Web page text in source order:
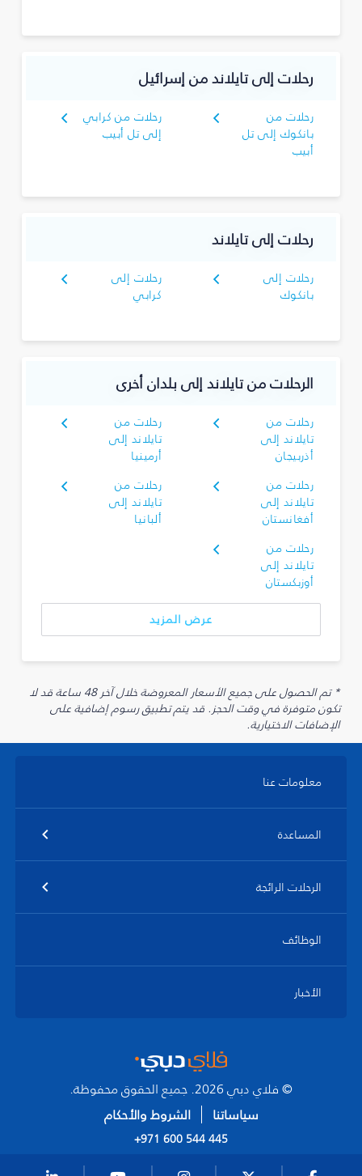
رحلات إلى تايلاند من إسرائيل
رحلات من
بانكوك إلى تل
أبيب
رحلات من كرابي
إلى تل أبيب
رحلات إلى تايلاند
رحلات إلى
بانكوك
رحلات إلى
كرابي
الرحلات من تايلاند إلى بلدان أخرى
رحلات من
تايلاند إلى
أذربيجان
رحلات من
تايلاند إلى
أرمينيا
رحلات من
تايلاند إلى
أفغانستان
رحلات من
تايلاند إلى
ألبانيا
رحلات من
تايلاند إلى
أوزبكستان
عرض المزيد
* تم الحصول على جميع الأسعار المعروضة خلال آخر 48 ساعة قد لا
تكون متوفرة في وقت الحجز. قد يتم تطبيق رسوم إضافية على
الإضافات الاختيارية.
معلومات عنا
المساعدة
الرحلات الرائجة
الوظائف
الأخبار
© فلاي دبي 2026. جميع الحقوق محفوظة.
سياساتنا
الشروط والأحكام
+971 600 544 445